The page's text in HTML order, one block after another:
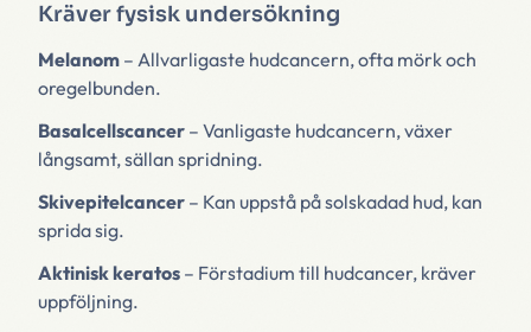
Kräver fysisk undersökning
Melanom – Allvarligaste hudcancern, ofta mörk och
oregelbunden.
Basalcellscancer – Vanligaste hudcancern, växer
långsamt, sällan spridning.
Skivepitelcancer – Kan uppstå på solskadad hud, kan
sprida sig.
Aktinisk keratos – Förstadium till hudcancer, kräver
uppföljning.